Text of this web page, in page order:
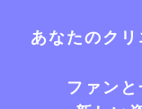
あなたのク
ファン